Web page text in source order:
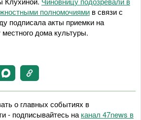
полномочиями в связи с
подписала акты приемки на
дома культуры.
о главных событиях в
- подписывайтесь на канал 47news в